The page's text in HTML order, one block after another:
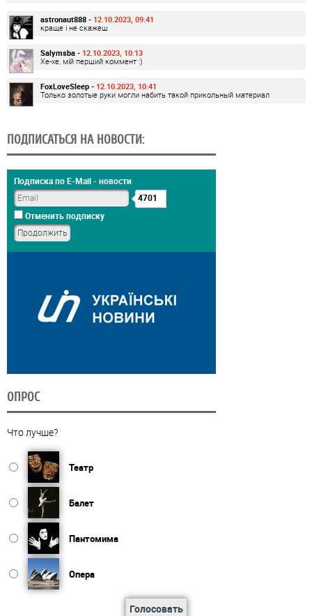
astronaut888 - 12.10.2023, 09:41
краще і не скажеш
Salymsba - 12.10.2023, 10:13
Хе-хе, мій перший коммент :)
FoxLoveSleep - 12.10.2023, 10:41
Только золотые руки могли набить такой прикольный материал
ПОДПИСАТЬСЯ НА НОВОСТИ:
Подписка по E-Mail - новости
4701
Отменить подписку
ОПРОС
Что лучше?
Театр
Балет
Пантомима
Опера
Голосовать